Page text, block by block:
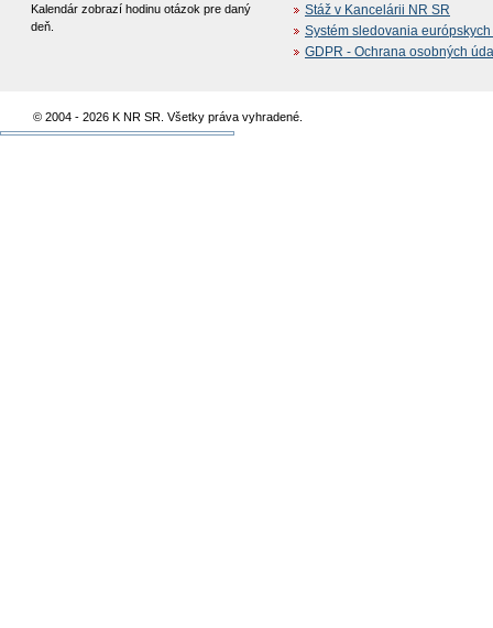
Kalendár zobrazí hodinu otázok pre daný
deň.
Stáž v Kancelárii NR SR
Systém sledovania
GDPR - Ochrana osobných
© 2004 - 2026 K NR SR. Všetky práva vyhradené.